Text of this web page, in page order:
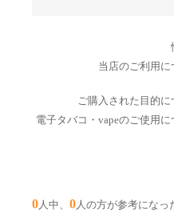
当店のご利用
ご購入された目的
電子タバコ・vapeのご使用
0人中、 0人の方が参考になっ